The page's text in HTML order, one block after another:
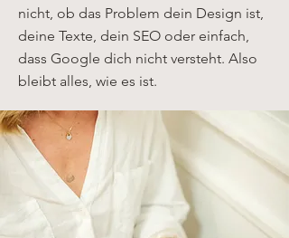
nicht, ob das Problem dein Design ist,
deine Texte, dein SEO oder einfach,
dass Google dich nicht versteht. Also
bleibt alles, wie es ist.